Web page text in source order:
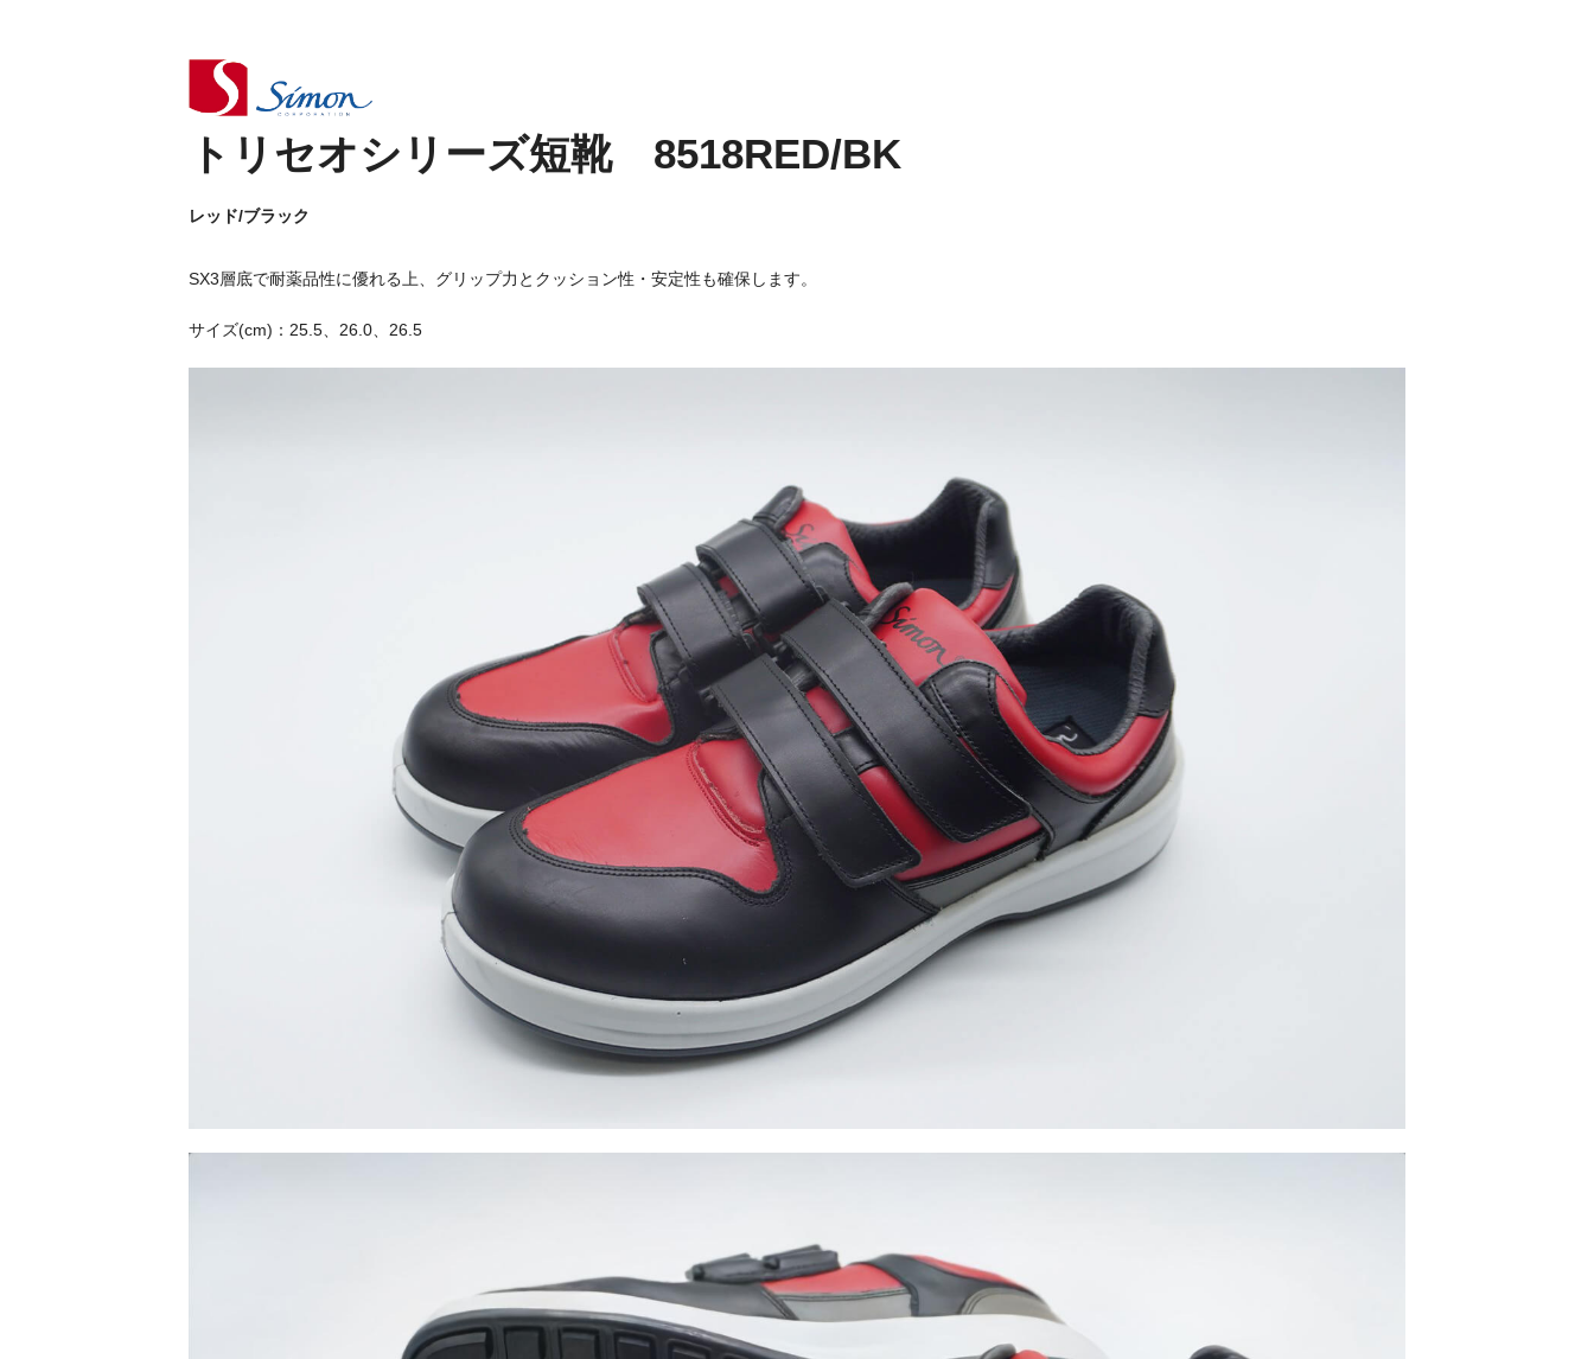
トリセオシリーズ短靴 8518RED/BK
レッド/ブラック
SX3層底で耐薬品性に優れる上、グリップ力とクッション性・安定性も確保します。
サイズ(cm)：25.5、26.0、26.5